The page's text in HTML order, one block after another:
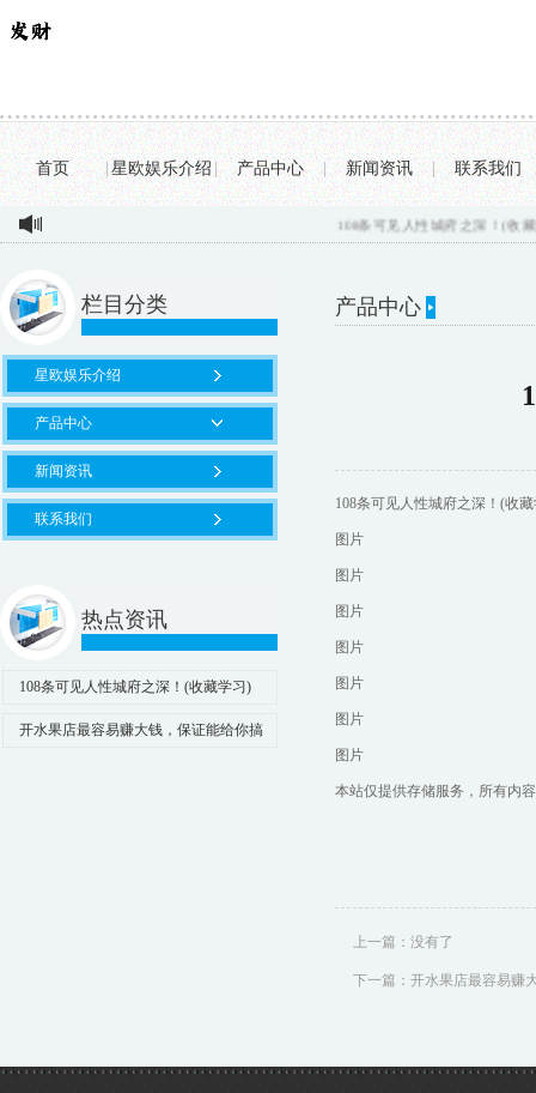
首页 |星欧娱乐介绍| 产品中心 | 新闻资讯 | 联系我们
108条可见人性城府之深！(收藏学
栏目分类
星欧娱乐介绍
产品中心
新闻资讯
联系我们
热点资讯
108条可见人性城府之深！(收藏学习)
开水果店最容易赚大钱，保证能给你搞
产品中心
108条可见人性城府之深！(收
图片
图片
图片
图片
图片
图片
图片
本站仅提供存储服务，所有内
上一篇：没有了
下一篇： 开水果店最容易赚